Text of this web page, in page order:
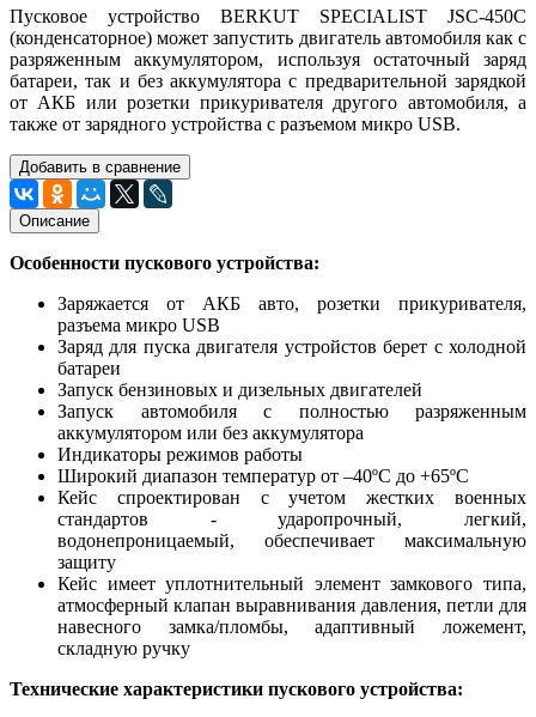
Пусковое устройство BERKUT SPECIALIST JSC-450C
(конденсаторное) может запустить двигатель автомобиля как с
разряженным аккумулятором, используя остаточный заряд
батареи, так и без аккумулятора с предварительной зарядкой
от АКБ или розетки прикуривателя другого автомобиля, а
также от зарядного устройства с разъемом микро USB.
Добавить в сравнение
Описание
Особенности пускового устройства:
Заряжается от АКБ авто, розетки прикуривателя,
разъема микро USB
Заряд для пуска двигателя устройстов берет с холодной
батареи
Запуск бензиновых и дизельных двигателей
Запуск автомобиля с полностью разряженным
аккумулятором или без аккумулятора
Индикаторы режимов работы
Широкий диапазон температур от –40ºС до +65ºС
Кейс спроектирован с учетом жестких военных
стандартов - ударопрочный, легкий,
водонепроницаемый, обеспечивает максимальную
защиту
Кейс имеет уплотнительный элемент замкового типа,
атмосферный клапан выравнивания давления, петли для
навесного замка/пломбы, адаптивный ложемент,
складную ручку
Технические характеристики пускового устройства: